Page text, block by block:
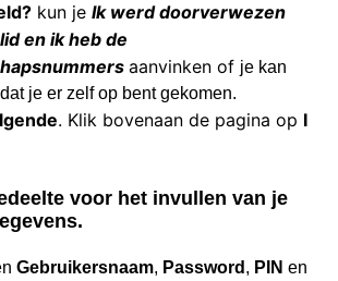
kun je Ik werd doorverwezen
en ik heb de
aanvinken of je kan
je er zelf op bent gekomen.
. Klik bovenaan de pagina op I
voor het invullen van je
Gebruikersnaam, Password , PIN en